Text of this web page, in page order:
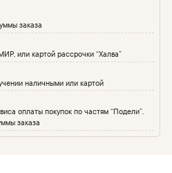
заказа
или картой рассрочки “Халва”
наличными или картой
оплаты покупок по частям “Подели”.
заказа